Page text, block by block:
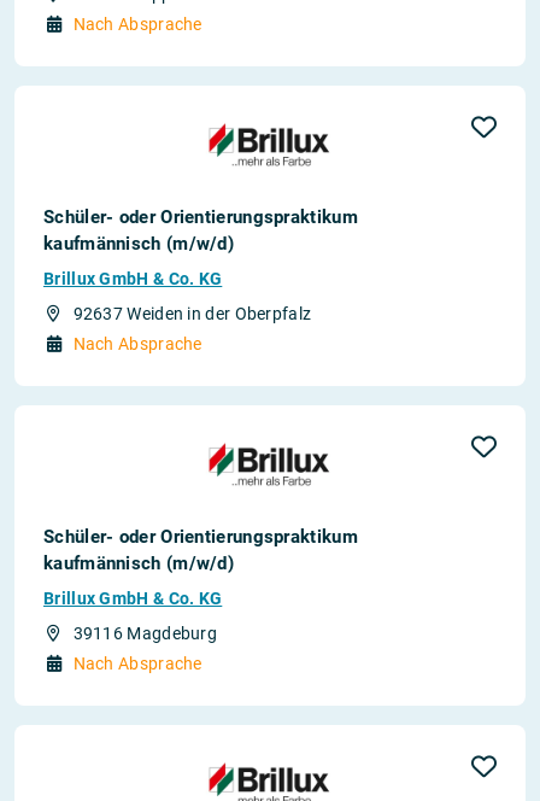
Nach Absprache
Schüler- oder Orientierungspraktikum
kaufmännisch (m/w/d)
Brillux GmbH & Co. KG
92637 Weiden in der Oberpfalz
Nach Absprache
Schüler- oder Orientierungspraktikum
kaufmännisch (m/w/d)
Brillux GmbH & Co. KG
39116 Magdeburg
Nach Absprache